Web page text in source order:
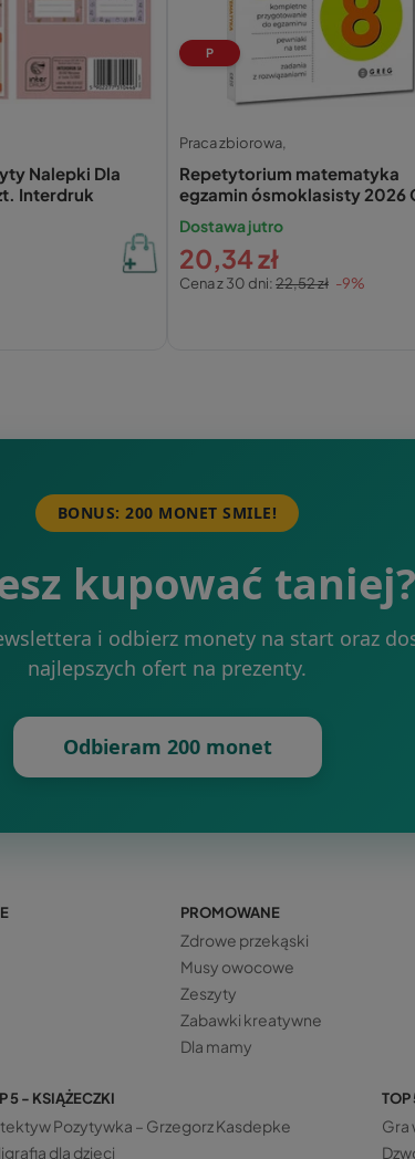
Nalepki Dla
Interdruk
P
Praca zbiorowa,
Repetytorium matematyka
egzamin ósmoklasisty 2026
Dostawa jutro
20,34 zł
Cena z 30 dni:22,52 zł -9%
BONUS: 200 MONET SMILE!
kupować taniej?
i odbierz monety na start oraz
najlepszych ofert na prezenty.
Odbieram 200 monet
PROMOWANE
Zdrowe przekąski
Musy owocowe
Zeszyty
Zabawki kreatywne
Dla mamy
5 - KSIĄŻECZKI
Pozytywka – Grzegorz Kasdepke
dla dzieci
TOP
Gra